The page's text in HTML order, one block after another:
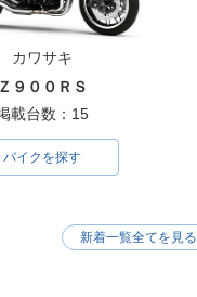
カワサキ
Ｚ９００ＲＳ
載台数：15
バイクを探す
新着一覧全てを見る